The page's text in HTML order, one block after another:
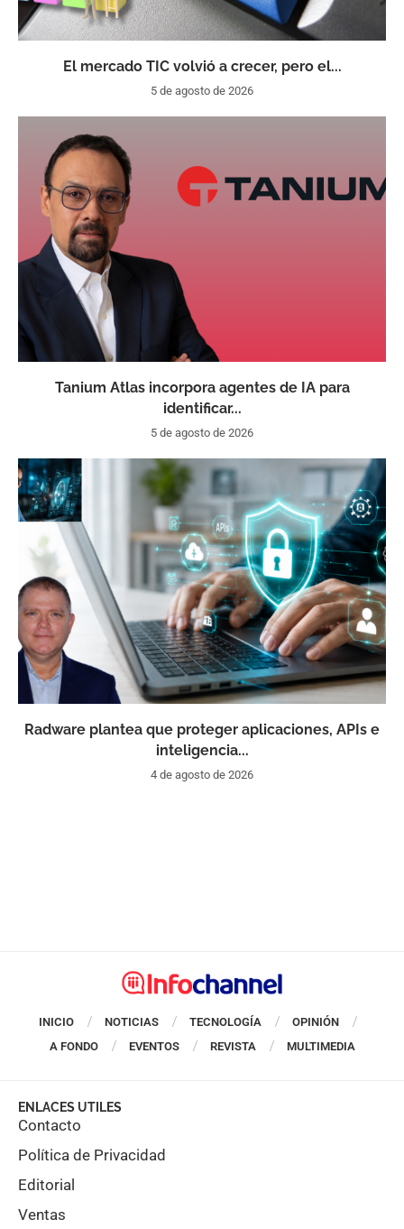
El mercado TIC volvió a crecer, pero el...
5 de agosto de 2026
Tanium Atlas incorpora agentes de IA para
identificar...
5 de agosto de 2026
Radware plantea que proteger aplicaciones, APIs e
inteligencia...
4 de agosto de 2026
INICIO NOTICIAS TECNOLOGÍA
OPINIÓN
A FONDO
EVENTOS REVISTA MULTIMEDIA
ENLACES UTILES
Contacto
Política de Privacidad
Editorial
Ventas